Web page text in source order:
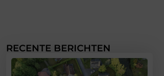
RECENTE BERICHTEN